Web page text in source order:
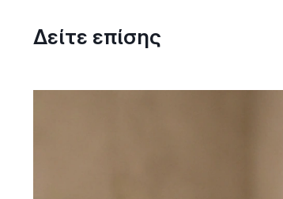
Δείτε επίσης